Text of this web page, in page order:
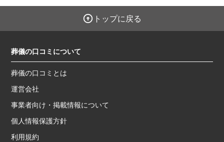
トップに戻る
葬儀の口コミについて
葬儀の口コミとは
運営会社
事業者向け・掲載情報について
個人情報保護方針
利用規約